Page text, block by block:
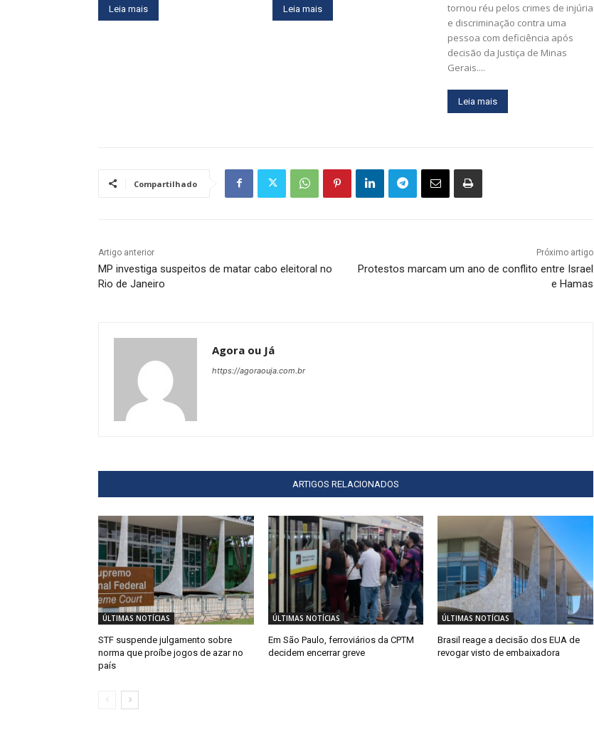
Leia mais Leia mais
tornou réu pelos crimes de injúria
e discriminação contra uma
pessoa com deficiência após
decisão da Justiça de Minas
Gerais....
Leia mais
Compartilhado
Artigo anterior
MP investiga suspeitos de matar cabo eleitoral no
Rio de Janeiro
Próximo artigo
Protestos marcam um ano de conflito entre Israel
e Hamas
Agora ou Já
https://agoraouja.com.br
ARTIGOS RELACIONADOS
ÚLTIMAS NOTÍCIAS
STF suspende julgamento sobre
norma que proíbe jogos de azar no
país
ÚLTIMAS NOTÍCIAS
Em São Paulo, ferroviários da CPTM
decidem encerrar greve
ÚLTIMAS NOTÍCIAS
Brasil reage a decisão dos EUA de
revogar visto de embaixadora